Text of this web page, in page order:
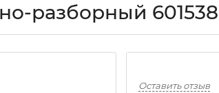
разборный
Оставить отзыв